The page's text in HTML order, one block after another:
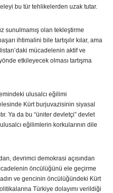
bu tür tehlikelerden uzak tutar.
sunulmamış olan tekleştirme
ihtimalini bile tartışılır kılar, ama
mücadelenin aktif ve
etkileyecek olması tartışma
ulusalcı eğilimi
Kürt burjuvazisinin siyasal
Ya da bu “üniter devletçi” devlet
eğilimlerin korkularının dile
devrimci demokrasi açısından
öncülüğünü ele geçirme
ve gencinin öncülüğündeki Kürt
Türkiye dolayımı verildiği